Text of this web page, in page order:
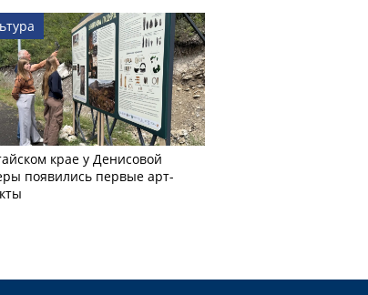
крае у Денисовой
появились первые арт-